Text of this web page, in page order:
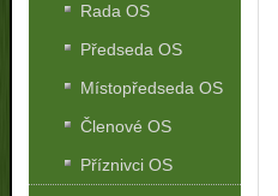
Rada OS
Předseda OS
Místopředseda OS
Členové OS
Příznivci OS